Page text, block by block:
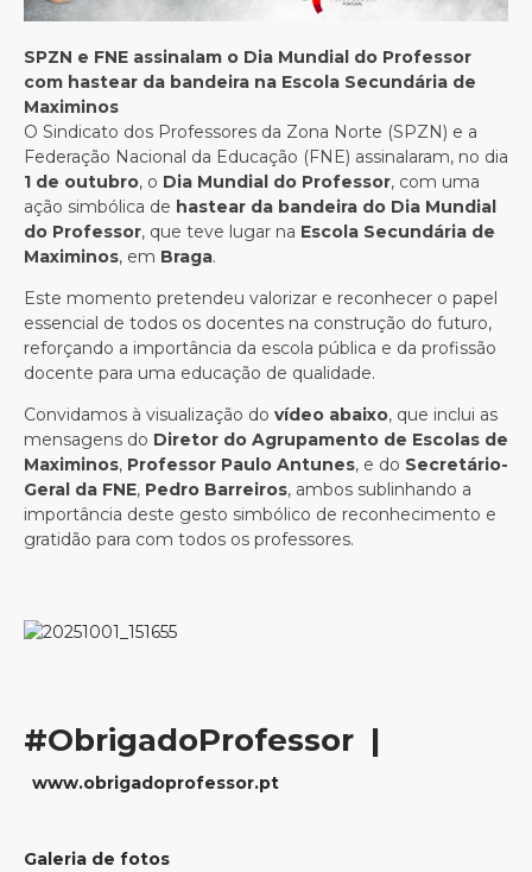
SPZN e FNE assinalam o Dia Mundial do Professor
com hastear da bandeira na Escola Secundária de
Maximinos
O Sindicato dos Professores da Zona Norte (SPZN) e a
Federação Nacional da Educação (FNE) assinalaram, no dia
1 de outubro, o Dia Mundial do Professor, com uma
ação simbólica de hastear da bandeira do Dia Mundial
do Professor, que teve lugar na Escola Secundária de
Maximinos, em Braga.
Este momento pretendeu valorizar e reconhecer o papel
essencial de todos os docentes na construção do futuro,
reforçando a importância da escola pública e da profissão
docente para uma educação de qualidade.
Convidamos à visualização do vídeo abaixo, que inclui as
mensagens do Diretor do Agrupamento de Escolas de
Maximinos, Professor Paulo Antunes, e do Secretário-
Geral da FNE, Pedro Barreiros, ambos sublinhando a
importância deste gesto simbólico de reconhecimento e
gratidão para com todos os professores.
#ObrigadoProfessor |
www.obrigadoprofessor.pt
Galeria de fotos